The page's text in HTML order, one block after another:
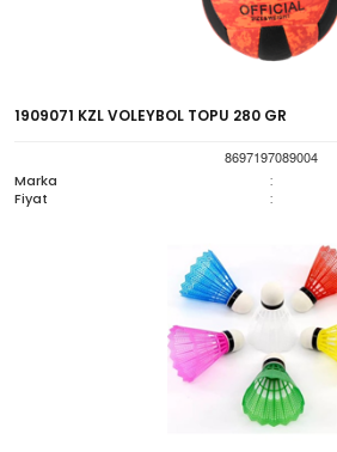
1909071 KZL VOLEYBOL TOPU 280 GR
8697197089004
Marka
:
Fiyat :